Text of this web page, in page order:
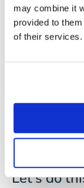
may combine it
provided to
of their services.
Vlaamse
verder te
toekomst van
* Deze
Verpoucke
Let's do